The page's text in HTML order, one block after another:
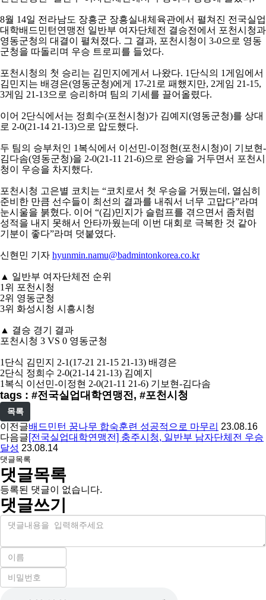
8월 14일 전라남도 장흥군 장흥실내체육관에서 펼쳐진 전국실업
대학배드민턴연맹전 일반부 여자단체전 결승전에서 포천시청과
영동군청의 대결이 펼쳐졌다. 그 결과, 포천시청이 3-0으로 영동
군청을 따돌리며 우승 트로피를 들었다.
포천시청의 첫 승리는 김민지에게서 나왔다. 1 단식의 1게임에서
김민지는 배경은(영동군청)에게 17-21 로 패했지만, 2게임 21-15,
3게임 21-13으로 승리하며 팀의 기세를 끌어올렸다.
이어 2단식에서는 정희수(포천시청)가 김예지 (영동군청)를 상대
로 2-0(21-14 21-13)으로 압도했다.
두 팀의 승부처인 1 복식에서 이선민-이정현(포천시청)이 기보현-
김다솜(영동군청)을 2-0(21-11 21-6)으로 완승을 거두면서 포천시
청이 우승을 차지했다.
포천시청 고은별 코치는 “코치로서 첫 우승을 거뒀는데 , 열심히
준비한 만큼 선수들이 최선의 결과를 내줘서 너무 고맙다”라며
눈시울을 붉혔다. 이어 “(김)민지가 슬럼프를 겪으면서 좀처럼
성적을 내지 못해서 안타까웠는데 이번 대회로 극복한 것 같아
기분이 좋다”라며 덧붙였다.
신현민 기자 hyunmin.namu@badmintonkorea.co.kr
▲ 일반부 여자단체전 순위
1 위 포천시청
2위 영동군청
3위 화성시청 시흥시청
▲ 결승 경기 결과
포천시청 3 VS 0 영동군청
1 단식 김민지 2-1(17-21 21-15 21-13) 배경은
2단식 정희수 2-0(21-14 21-13) 김예지
1 복식 이선민-이정현 2-0(21-11 21-6) 기보현-김다솜
tags : #전국실업대학연맹전, #포천시청
목록
이전글배드민턴 꿈나무 합숙훈련 성공적으로 마무리 23.08.16
다음글[전국실업대학연맹전] 충주시청, 일반부 남자단체전 우승
달성 23.08.14
댓글목록
댓글목록
등록된 댓글이 없습니다.
댓글쓰기
내
이
필
수
비
밀